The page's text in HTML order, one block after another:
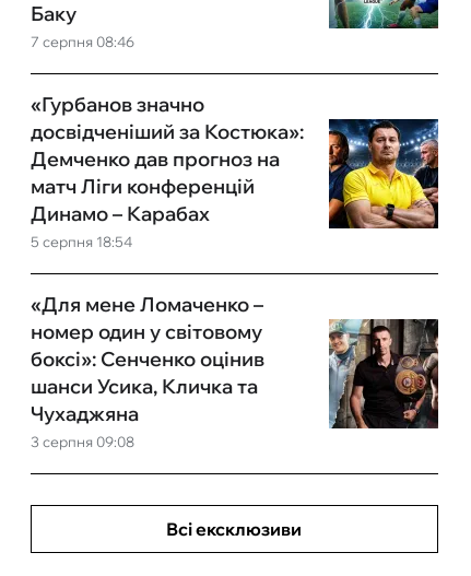
7 серпня 08:46
Баку
5 серпня 18:54
«Гурбанов значно
досвідченіший за Костюка»:
Демченко дав прогноз на
матч Ліги конференцій
Динамо – Карабах
3 серпня 09:08
«Для мене Ломаченко –
номер один у світовому
боксі»: Сенченко оцінив
шанси Усика, Кличка та
Чухаджяна
Всі ексклюзиви